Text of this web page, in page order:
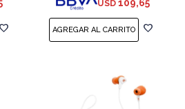
USD 109,65